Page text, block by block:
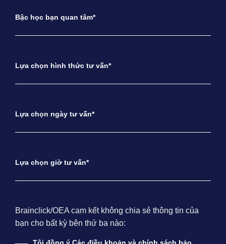
Bậc học bạn quan tâm*
Lựa chọn hình thức tư vấn*
Lựa chọn ngày tư vấn*
Lựa chọn giờ tư vấn*
Brainclick/OEA cam kết không chia sẻ thông tin của
bạn cho bất kỳ bên thứ ba nào: